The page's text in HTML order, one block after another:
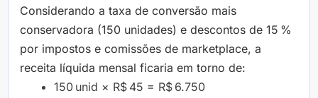
Considerando a taxa de conversão mais
conservadora (150 unidades) e descontos de 15 %
por impostos e comissões de marketplace, a
receita líquida mensal ficaria em torno de:
150 unid × R$ 45 = R$ 6.750